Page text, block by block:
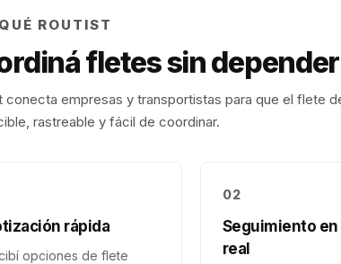
ROUTIST
fletes sin
conecta empresas y transportistas para que el flete
rastreable y fácil de coordinar.
rápida
opciones de flete
02
Seguimiento
real